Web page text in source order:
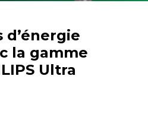
d’énergie
la gamme
Ultra